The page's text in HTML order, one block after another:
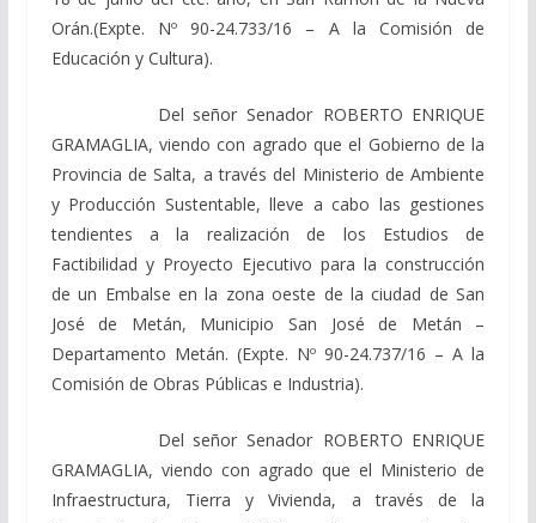
Orán.(Expte. Nº 90-24.733/16 – A la Comisión de
Educación y Cultura).
Del señor Senador ROBERTO ENRIQUE
GRAMAGLIA, viendo con agrado que el Gobierno de la
Provincia de Salta, a través del Ministerio de Ambiente
y Producción Sustentable, lleve a cabo las gestiones
tendientes a la realización de los Estudios de
Factibilidad y Proyecto Ejecutivo para la construcción
de un Embalse en la zona oeste de la ciudad de San
José de Metán, Municipio San José de Metán –
Departamento Metán. (Expte. Nº 90-24.737/16 – A la
Comisión de Obras Públicas e Industria).
Del señor Senador ROBERTO ENRIQUE
GRAMAGLIA, viendo con agrado que el Ministerio de
Infraestructura, Tierra y Vivienda, a través de la